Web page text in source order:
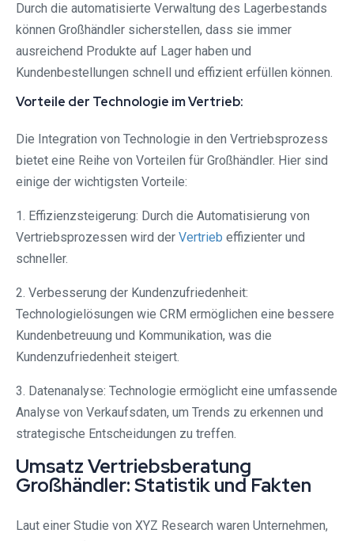
Durch die automatisierte Verwaltung des Lagerbestands
können Großhändler sicherstellen, dass sie immer
ausreichend Produkte auf Lager haben und
Kundenbestellungen schnell und effizient erfüllen können.
Vorteile der Technologie im Vertrieb:
Die Integration von Technologie in den Vertriebsprozess
bietet eine Reihe von Vorteilen für Großhändler. Hier sind
einige der wichtigsten Vorteile:
1. Effizienzsteigerung: Durch die Automatisierung von
Vertriebsprozessen wird der Vertrieb effizienter und
schneller.
2. Verbesserung der Kundenzufriedenheit:
Technologielösungen wie CRM ermöglichen eine bessere
Kundenbetreuung und Kommunikation, was die
Kundenzufriedenheit steigert.
3. Datenanalyse: Technologie ermöglicht eine umfassende
Analyse von Verkaufsdaten, um Trends zu erkennen und
strategische Entscheidungen zu treffen.
Umsatz Vertriebsberatung
Großhändler: Statistik und Fakten
Laut einer Studie von XYZ Research waren Unternehmen,